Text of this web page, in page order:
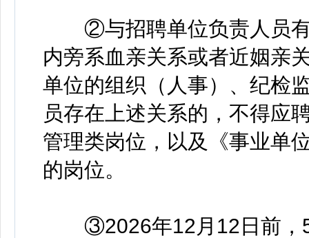
②与招聘单位负责人员有
内旁系血亲关系或者近姻亲
单位的组织（人事）、纪检
员存在上述关系的，不得应
管理类岗位，以及《事业单
的岗位。
③2026年12月12日前，5